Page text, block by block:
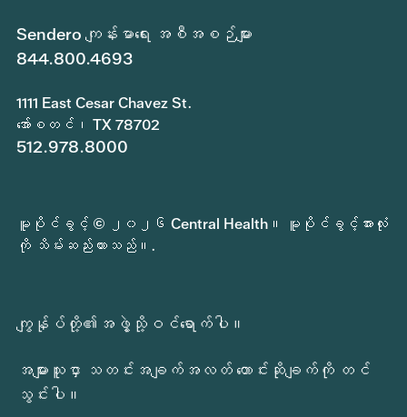
Sendero ကျန်းမာရေး အစီအစဉ်များ
844.800.4693
1111 East Cesar Chavez St.
အော်စတင်၊ TX 78702
512.978.8000
မူပိုင်ခွင့် © ၂၀၂၆ Central Health။ မူပိုင်ခွင့်အားလုံး
ကို သိမ်းဆည်းထားသည်။.
ကျွန်ုပ်တို့၏အဖွဲ့သို့ဝင်ရောက်ပါ။
အများသူငှာ သတင်းအချက်အလတ် တောင်းဆိုချက်ကို တင်
သွင်းပါ။